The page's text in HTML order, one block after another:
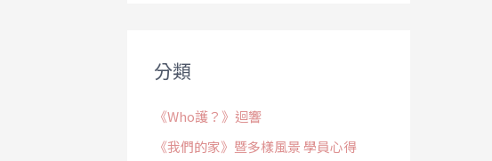
分類
《Who護？》迴響
《我們的家》暨多樣風景 學員心得